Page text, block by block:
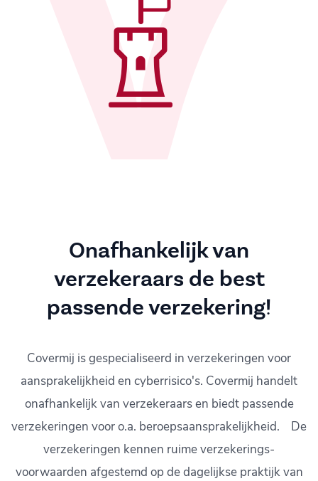
Onafhankelijk van
verzekeraars de best
passende verzekering!
Covermij is gespecialiseerd in verzekeringen voor
aansprakelijkheid en cyberrisico's. Covermij handelt
onafhankelijk van verzekeraars en biedt passende
verzekeringen voor o.a. beroepsaansprakelijkheid. De
verzekeringen kennen ruime verzekerings-
voorwaarden afgestemd op de dagelijkse praktijk van